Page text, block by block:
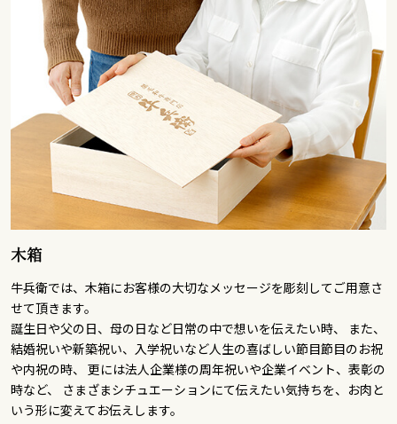
木箱
牛兵衛では、木箱にお客様の大切なメッセージを彫刻してご用意さ
せて頂きます。
誕生日や父の日、母の日など日常の中で想いを伝えたい時、 また、
結婚祝いや新築祝い、入学祝いなど人生の喜ばしい節目節目のお祝
や内祝の時、 更には法人企業様の周年祝いや企業イベント、表彰の
時など、 さまざまシチュエーションにて伝えたい気持ちを、お肉と
いう形に変えてお伝えします。